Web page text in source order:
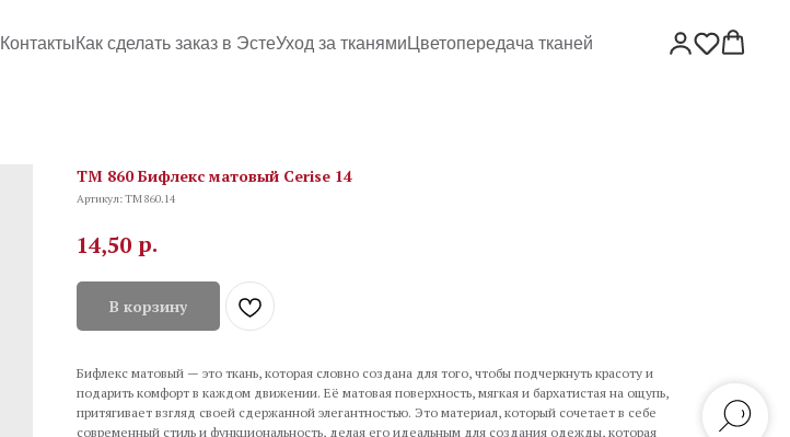
КонтактыКак сделать заказ в ЭстеУход за тканями Цветопередача тканей
TM 860 Бифлекс матовый Cerise 14
Артикул:TM 860.14
14,50 р.
В корзину
Бифлекс матовый — это ткань, которая словно создана для того, чтобы подчеркнуть красоту и
подарить комфорт в каждом движении. Её матовая поверхность, мягкая и бархатистая на ощупь,
притягивает взгляд своей сдержанной элегантностью. Это материал, который сочетает в себе
современный стиль и функциональность, делая его идеальным для создания одежды, которая